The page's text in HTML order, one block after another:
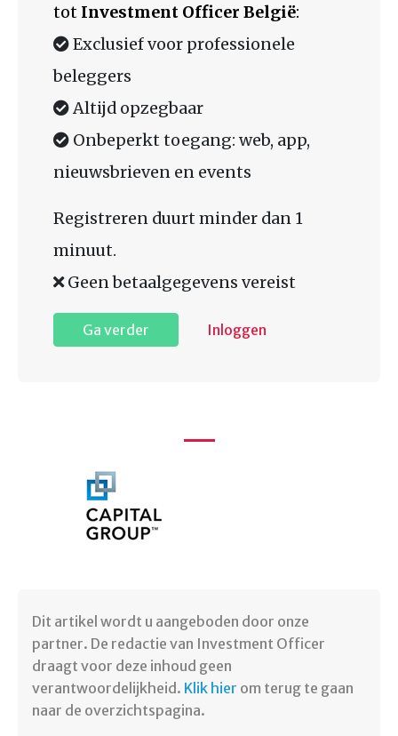
tot Investment Officer België:
Exclusief voor professionele
beleggers
Altijd opzegbaar
Onbeperkt toegang: web, app,
nieuwsbrieven en events
Registreren duurt minder dan 1
minuut.
Geen betaalgegevens vereist
Ga verder Inloggen
Dit artikel wordt u aangeboden door onze
partner. De redactie van Investment Officer
draagt voor deze inhoud geen
verantwoordelijkheid. Klik hier om terug te gaan
naar de overzichtspagina.